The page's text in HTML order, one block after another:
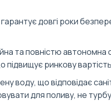
довгі роки
та повністю автономна
ринкову вартість
воду, що відповідає
для поливу, не